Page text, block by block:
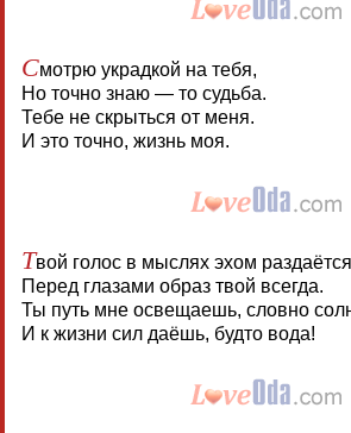
Смотрю украдкой на тебя,
Но точно знаю — то судьба.
Тебе не скрыться от меня.
И это точно, жизнь моя.
Твой голос в мыслях эхом
Перед глазами образ твой всегда.
Ты путь мне освещаешь, словно
И к жизни сил даёшь, будто вода!